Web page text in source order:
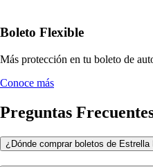
Boleto Flexible
Más protección en tu boleto de
Conoce más
Preguntas
¿Dónde comprar boletos de